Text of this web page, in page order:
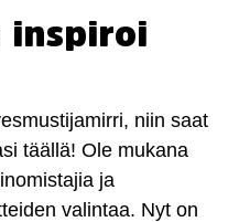
inspiroi
niin saat
täällä! Ole mukana
ja
valintaa. Nyt on